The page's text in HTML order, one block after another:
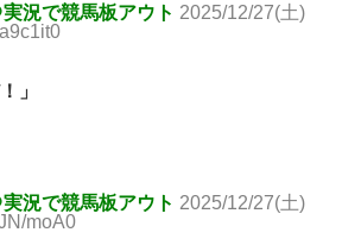
況で競馬板アウト 2025/12/27(土)
」
況で競馬板アウト 2025/12/27(土)
moA0